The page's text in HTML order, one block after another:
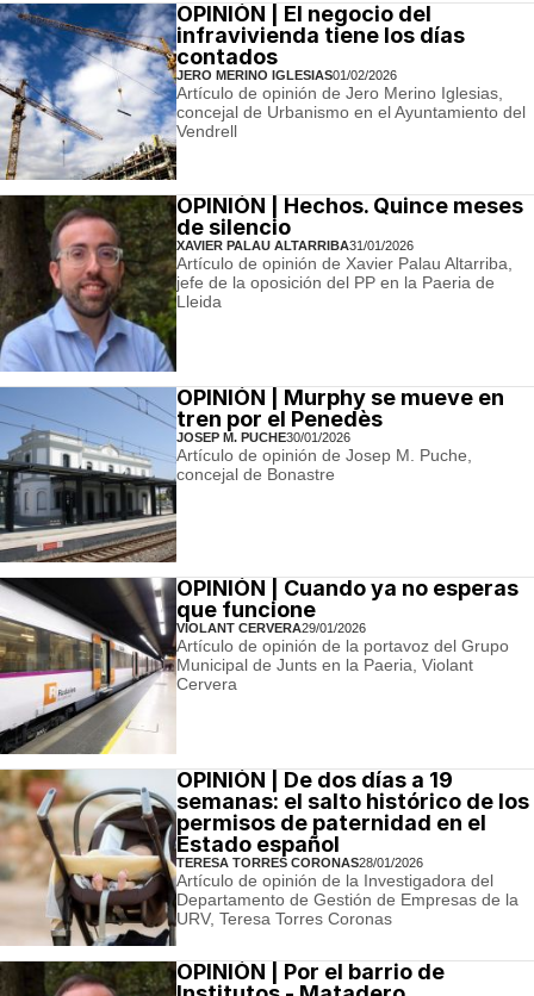
OPINIÓN | El negocio del
infravivienda tiene los días
contados
JERO MERINO IGLESIAS01/02/2026
Artículo de opinión de Jero Merino Iglesias,
concejal de Urbanismo en el Ayuntamiento del
Vendrell
OPINIÓN | Hechos. Quince meses
de silencio
XAVIER PALAU ALTARRIBA31/01/2026
Artículo de opinión de Xavier Palau Altarriba,
jefe de la oposición del PP en la Paeria de
Lleida
OPINIÓN | Murphy se mueve en
tren por el Penedès
JOSEP M. PUCHE30/01/2026
Artículo de opinión de Josep M. Puche,
concejal de Bonastre
OPINIÓN | Cuando ya no esperas
que funcione
VIOLANT CERVERA29/01/2026
Artículo de opinión de la portavoz del Grupo
Municipal de Junts en la Paeria, Violant
Cervera
OPINIÓN | De dos días a 19
semanas: el salto histórico de los
permisos de paternidad en el
Estado español
TERESA TORRES CORONAS28/01/2026
Artículo de opinión de la Investigadora del
Departamento de Gestión de Empresas de la
URV, Teresa Torres Coronas
OPINIÓN | Por el barrio de